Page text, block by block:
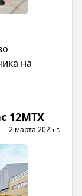
на
12MTX
2 марта 2025 г.